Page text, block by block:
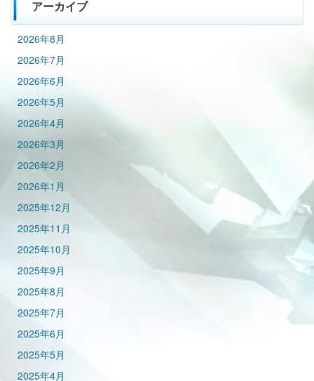
アーカイブ
2026年8月
2026年7月
2026年6月
2026年5月
2026年4月
2026年3月
2026年2月
2026年1月
2025年12月
2025年11月
2025年10月
2025年9月
2025年8月
2025年7月
2025年6月
2025年5月
2025年4月